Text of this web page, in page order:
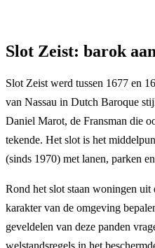
Slot Zeist: barok
Slot Zeist werd tussen 1677 en
van Nassau in Dutch Baroque
Daniel Marot, de Fransman die
tekende. Het slot is het
(sinds 1970) met lanen, parken
Rond het slot staan woningen uit
karakter van de omgeving
geveldelen van deze panden
welstandsregels in het